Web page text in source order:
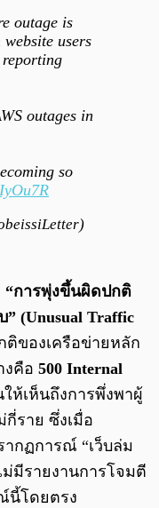
outage is
users
reporting
outages in
so
“การพุ่งขึ้นผิดปกติ
(Unusual Traffic
ติของเครือข่ายหลัก
งคือ 500 Internal
ห้เห็นถึงการพึ่งพาผู้
กี่ราย ซึ่งเมื่อ
ากฏการณ์ “เว็บล่ม
มีรายงานการโจมตี
นี้โดยตรง